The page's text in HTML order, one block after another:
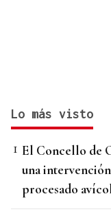
Lo más visto
El Concello de
una
procesado